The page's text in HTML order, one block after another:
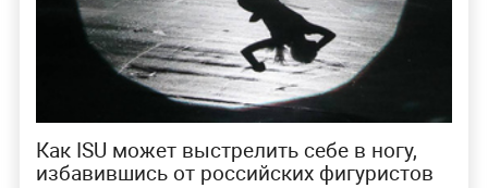
Как ISU может выстрелить себе в ногу,
избавившись от российских фигуристов